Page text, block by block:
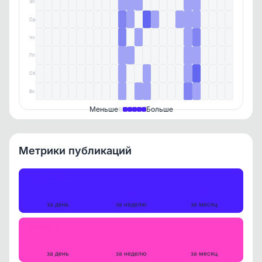
Вт
Ср
Чт
Пт
Сб
Вс
Меньше Больше
Метрики публикаций
за день за неделю за месяц
за день за неделю за месяц